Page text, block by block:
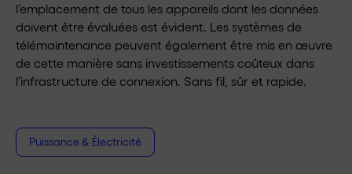
l’emplacement de tous les appareils dont les données
doivent être évaluées est évident. Les systèmes de
télémaintenance peuvent également être mis en œuvre
de cette manière sans investissements coûteux dans
l’infrastructure de connexion. Sans fil, sûr et rapide.
Puissance & Électricité